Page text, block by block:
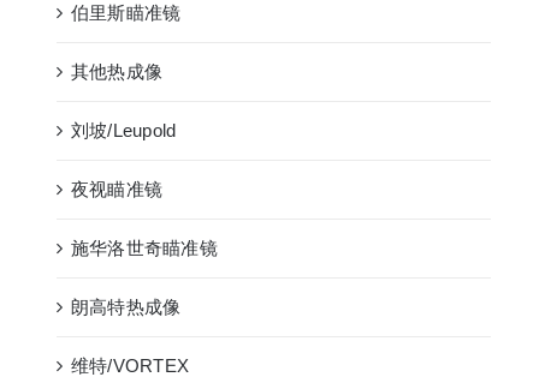
伯里斯瞄准镜
其他热成像
刘坡/Leupold
夜视瞄准镜
施华洛世奇瞄准镜
朗高特热成像
维特/VORTEX